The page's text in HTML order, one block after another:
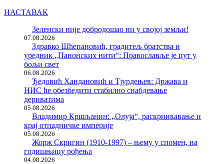
НАСТАВАК
Зеленски није добродошао ни у својој земљи!
07.08.2026
Здравко Шћепановић, градитељ братства и
уредник „Панонских нити“: Православље је пут у
бољи свет
06.08.2026
Ђедовић Хандановић и Тјурдењев: Држава и
НИС ће обезбедити стабилно снабдевање
дериватима
05.08.2026
Владимир Кршљанин: „Олуја“, раскринкавање и
крај отпадничке империје
05.08.2026
Жорж Скригин (1910-1997) – њему у спомен, на
годишњицу рођења
04.08.2026